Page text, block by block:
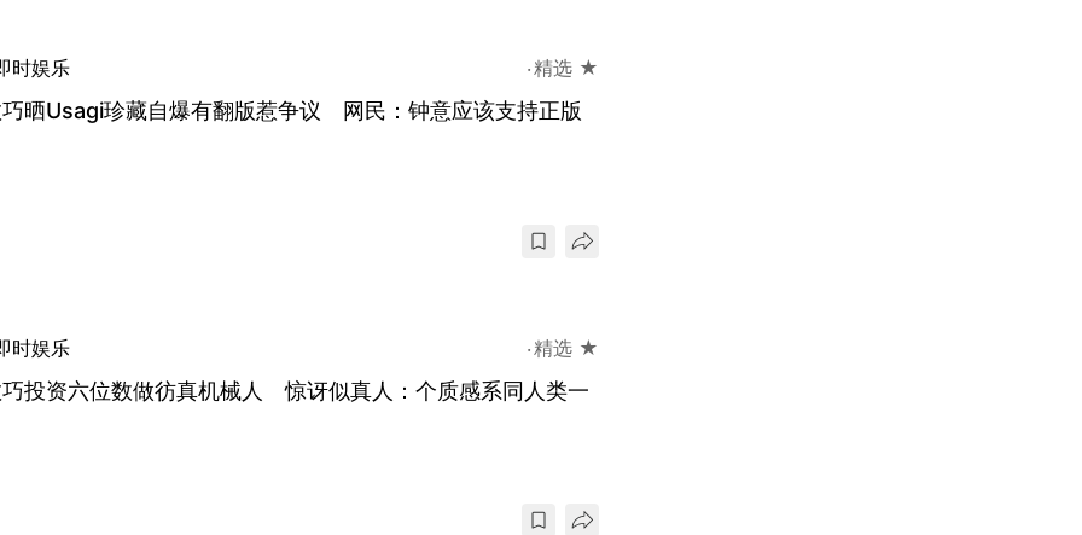
时娱乐 精选 ★
晒Usagi珍藏自爆有翻版惹争议 网民：钟意应该支持正版
时娱乐 精选 ★
投资六位数做彷真机械人 惊讶似真人：个质感系同人类一